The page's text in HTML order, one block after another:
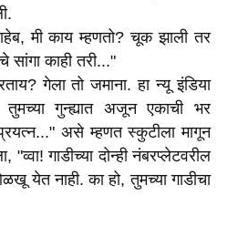
मी काय म्हणतो? चूक झाली तर
सांगा काही तरी..."
गेला तो जमाना. हा न्यू इंडिया
गुन्ह्यात अजून एकाची भर
असे म्हणत स्कुटीला मागून
"व्वा! गाडीच्या दोन्ही नंबरप्लेटवरील
येत नाही. का हो, तुमच्या गाडीचा